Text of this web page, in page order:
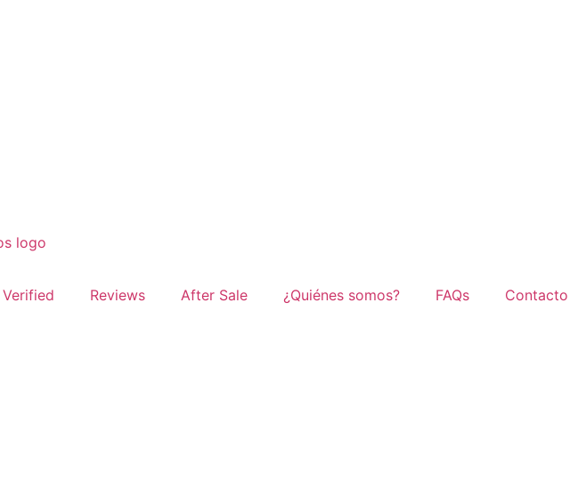
Verified Reviews After Sale ¿Quiénes somos? FAQs Contacto